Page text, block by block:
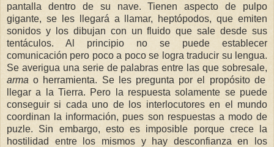
pantalla dentro de su nave. Tienen aspecto de pulpo
gigante, se les llegará a llamar, heptópodos, que emiten
sonidos y los dibujan con un fluido que sale desde sus
tentáculos. Al principio no se puede establecer
comunicación pero poco a poco se logra traducir su lengua.
Se averigua una serie de palabras entre las que sobresale,
armao herramienta. Se les pregunta por el propósito de
llegar a la Tierra. Pero la respuesta solamente se puede
conseguir si cada uno de los interlocutores en el mundo
coordinan la información, pues son respuestas a modo de
puzle. Sin embargo, esto es imposible porque crece la
hostilidad entre los mismos y hay desconfianza en los